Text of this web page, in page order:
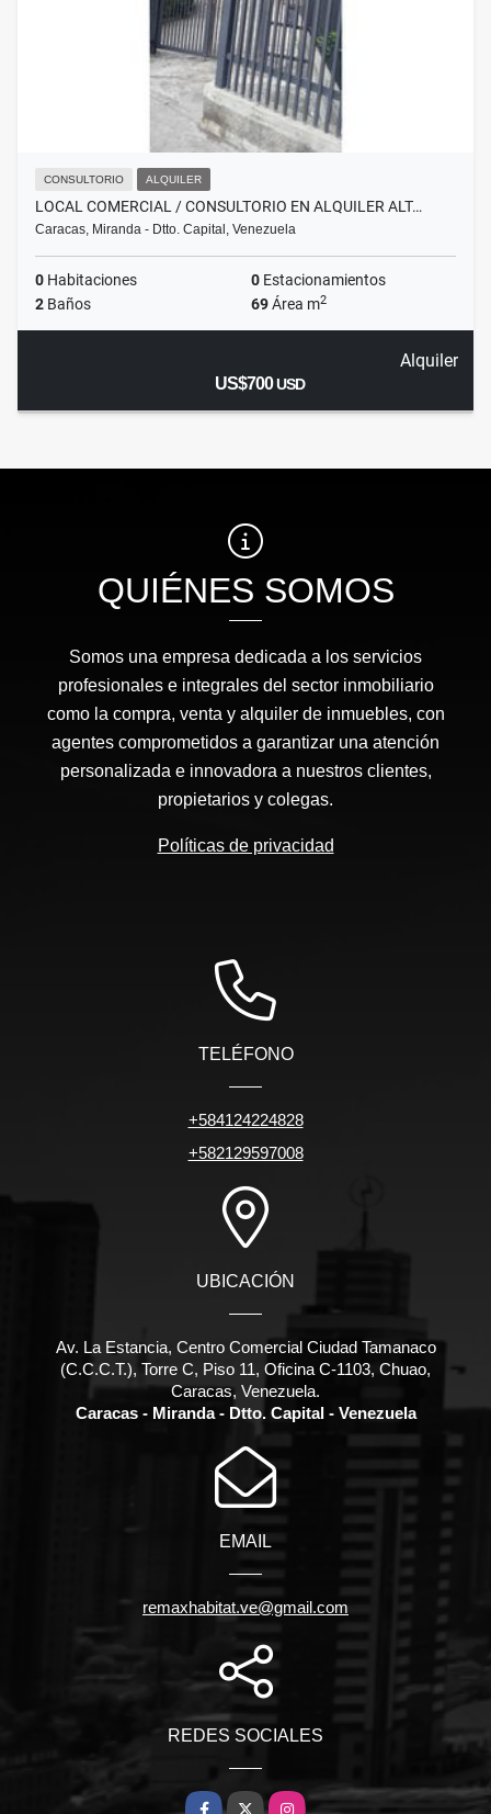
CONSULTORIO ALQUILER
LOCAL COMERCIAL / CONSULTORIO EN ALQUILER ALT…
Caracas, Miranda - Dtto. Capital, Venezuela
0 Habitaciones 0 Estacionamientos
2 Baños 69Área m2
Alquiler
US$700USD
QUIÉNES SOMOS
Somos una empresa dedicada a los servicios
profesionales e integrales del sector inmobiliario
como la compra, venta y alquiler de inmuebles, con
agentes comprometidos a garantizar una atención
personalizada e innovadora a nuestros clientes,
propietarios y colegas.
Políticas de privacidad
TELÉFONO
+584124224828
+582129597008
UBICACIÓN
Av. La Estancia, Centro Comercial Ciudad Tamanaco
(C.C.C.T.), Torre C, Piso 11, Oficina C-1103, Chuao,
Caracas, Venezuela.
Caracas - Miranda - Dtto. Capital - Venezuela
EMAIL
remaxhabitat.ve@gmail.com
REDES SOCIALES
Facebook
X Instagram